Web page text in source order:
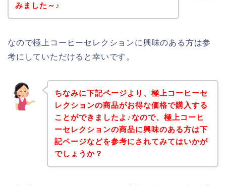
みました～♪
なので極上コーヒーセレクションに興味のある方は参
考にしていただけると幸いです。
ちなみに下記ページより、極上コーヒーセ
レクションの商品がお得な価格で購入する
ことができましたよ♪なので、極上コーヒ
ーセレクションの商品に興味のある方は下
記ページなどを参考にされてみてはいかが
でしょうか？